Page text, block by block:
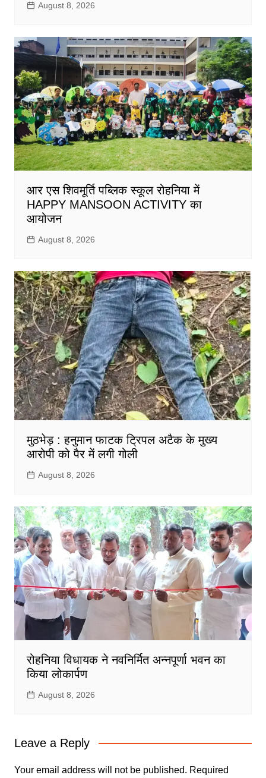
August 8, 2026
आर एस शिवमूर्ति पब्लिक स्कूल रोहनिया में
HAPPY MANSOON ACTIVITY का
आयोजन
August 8, 2026
मुठभेड़ : हनुमान फाटक ट्रिपल अटैक के मुख्य
आरोपी को पैर में लगी गोली
August 8, 2026
रोहनिया विधायक ने नवनिर्मित अन्नपूर्णा भवन का
किया लोकार्पण
August 8, 2026
Leave a Reply
Your email address will not be published. Required